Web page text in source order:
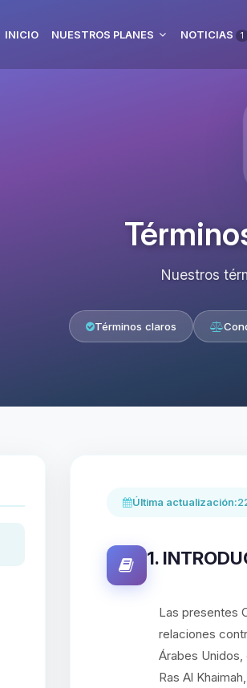
INICIO NUESTROS PLANES NOTICIAS 1
Nuestros
Términos claros
Última actualización:
1.
Las presentes
relaciones
Árabes Unidos,
Ras Al